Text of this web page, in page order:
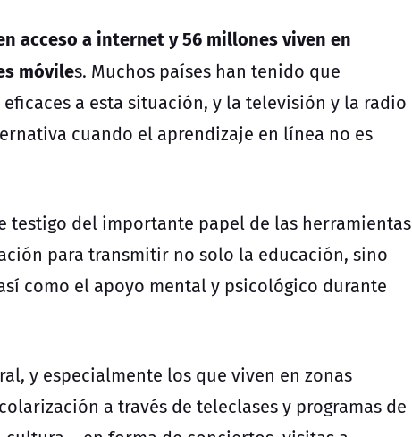
acceso a internet y 56 millones viven en
móviles. Muchos países han tenido que
a esta situación, y la televisión y la radio
cuando el aprendizaje en línea no es
testigo del importante papel de las herramientas
para transmitir no solo la educación, sino
como el apoyo mental y psicológico durante
y especialmente los que viven en zonas
a través de teleclases y programas de